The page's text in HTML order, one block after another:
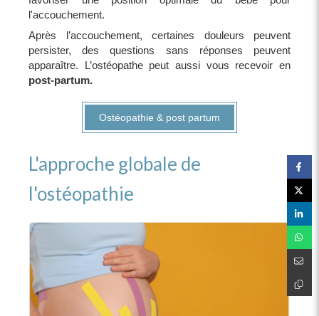
l'accouchement.
Après l’accouchement, certaines douleurs peuvent
persister, des questions sans réponses peuvent
apparaître. L’ostéopathe peut aussi vous recevoir en
post-partum.
Ostéopathie & post partum
L'approche globale de
l'ostéopathie